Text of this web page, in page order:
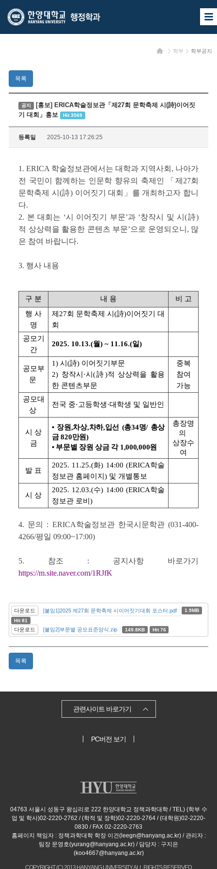
한
양
교
양
행
정
학
과
사
이
열
홈 학부 학부공지
목록
공지
[홍보] ERICA학술정보관「제27회 문학축제 시(詩)이어짓
기 대회」홍보
Hit 3569
등록일 2025-10-13 17:26:25
1. ERICA 학술정보관에서는 대학과 지역사회, 나아가
전 국민이 함께하는 인문학 향유의 축제인 「제27회
문학축제 시(詩) 이어짓기 대회」를 개최하고자 합니
다.
2. 본 대회는 ‘시 이어짓기 부문’과 ‘창작시 및 시(詩)
적 상상력을 활용한 콘텐츠 부문’으로 운영되오니, 많
은 참여 바랍니다.
3. 행사 내용
구 분 내 용
비 고
행 사
명
제27회 문학축제 시(詩)이어짓기 대
회
공모기
간
2025. 10.13.(월) ~ 11.16.(일)
공모부
문
1) 시(詩) 이어짓기부문
2) 창작시·시(詩)적 상상력을 활용
한 콘텐츠부문
중복
참여
가능
공모대
상
전국 중·고등학생·대학생 및 일반인
시 상
금
• 장원,차상,차하,입선 (총34명/ 총상
금 820만원)
• 부문별 장원 상금 각 1,000,000원
총장명
의
상장수
여
발 표
2025. 11.25.(화) 14:00 (ERICA학술
정보관 홈페이지) 및 개별통보
시 상
2025. 12.03.(수) 14:00 (ERICA학술
정보관 로비)
4. 문의 : ERICA학술정보관 한국시문학관 (031-400-
4266/평일 09:00~17:00)
5. 참조 : 공지사항 바로가기
https://m.site.naver.com/1RJfK
다운로드 [붙임1]2025 제27회 문학축제 시이어짓기대회 포스터.pdf
1.9MB
Hit 81
다운로드 [붙임2]부문별 공모표준양식.zip 149.8KB Hit 76
목록
관련사이트 바로가기
PC버전 보기
04763 서울시 성동구 왕십리로 222 한양대학교 정책과학대학 / TEL) (학부 수
업 및 학사)02-2220-2762 / (학적 및 장학)02-2220-2764 / (대학원)02-2220-
0830 / FAX 02-2220-2763
홈페이지 책임자 : 정책과학대학 학장 이건(leegn@hanyang.ac.kr) / 관리자 :
팀장 문영호(yurang@hanyang.ac.kr) / 담당자 : 구지은
(koo4667@hanyang.ac.kr)
COPYRIGHT (C) 2013 HANYANG UNIVERSITY ALL RIGHTS RESERVED